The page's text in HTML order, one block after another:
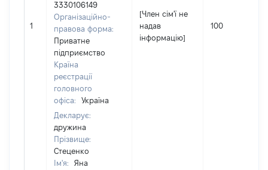
1
3330106149
Організаційно-
правова форма:
Приватне
підприємство
Країна
реєстрації
головного
офіса:
Україна
Декларує:
дружина
Прізвище:
Стеценко
Ім'я:
Яна
[Член сім'ї не
надав
інформацію]
100